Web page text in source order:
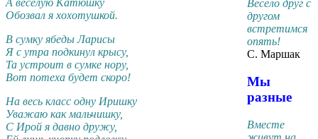
А весёлую Катюшку
Обозвал я хохотушкой.
В сумку ябеды Ларисы
Я с утра подкинул крысу,
Та устроит в сумке нору,
Вот потеха будет скоро!
На весь класс одну Иришку
Уважаю как мальчишку,
С Ирой я давно дружу,
Весело друг с
другом
встретимся
опять!
С. Маршак
Мы
разные
Вместе